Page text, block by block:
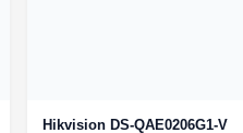
Hikvision DS-QAE0206G1-V